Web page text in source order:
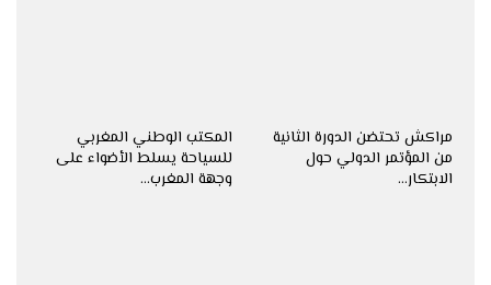
مراكش تحتضن الدورة الثانية
من المؤتمر الدولي حول
الابتكار…
المكتب الوطني المغربي
للسياحة يسلط الأضواء على
وجهة المغرب…